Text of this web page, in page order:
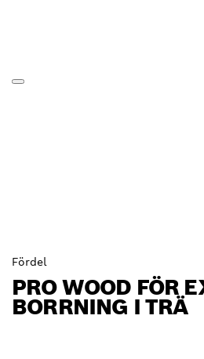
Fördel
PRO WOOD FÖR
BORRNING I TRÄ